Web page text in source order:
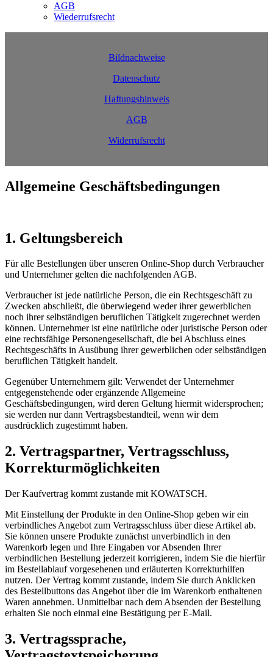
AGB
Wiederrufsrecht
Bildnachweise
Datenschutz
Haftungshinweis
AGB
Widerrufsrecht
Allgemeine Geschäftsbedingungen
1. Geltungsbereich
Für alle Bestellungen über unseren Online-Shop durch Verbraucher
und Unternehmer gelten die nachfolgenden AGB.
Verbraucher ist jede natürliche Person, die ein Rechtsgeschäft zu
Zwecken abschließt, die überwiegend weder ihrer gewerblichen
noch ihrer selbständigen beruflichen Tätigkeit zugerechnet werden
können. Unternehmer ist eine natürliche oder juristische Person oder
eine rechtsfähige Personengesellschaft, die bei Abschluss eines
Rechtsgeschäfts in Ausübung ihrer gewerblichen oder selbständigen
beruflichen Tätigkeit handelt.
Gegenüber Unternehmern gilt: Verwendet der Unternehmer
entgegenstehende oder ergänzende Allgemeine
Geschäftsbedingungen, wird deren Geltung hiermit widersprochen;
sie werden nur dann Vertragsbestandteil, wenn wir dem
ausdrücklich zugestimmt haben.
2. Vertragspartner, Vertragsschluss,
Korrekturmöglichkeiten
Der Kaufvertrag kommt zustande mit KOWATSCH.
Mit Einstellung der Produkte in den Online-Shop geben wir ein
verbindliches Angebot zum Vertragsschluss über diese Artikel ab.
Sie können unsere Produkte zunächst unverbindlich in den
Warenkorb legen und Ihre Eingaben vor Absenden Ihrer
verbindlichen Bestellung jederzeit korrigieren, indem Sie die hierfür
im Bestellablauf vorgesehenen und erläuterten Korrekturhilfen
nutzen. Der Vertrag kommt zustande, indem Sie durch Anklicken
des Bestellbuttons das Angebot über die im Warenkorb enthaltenen
Waren annehmen. Unmittelbar nach dem Absenden der Bestellung
erhalten Sie noch einmal eine Bestätigung per E-Mail.
3. Vertragssprache,